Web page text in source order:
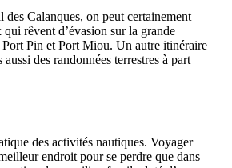
des Calanques, on peut certainement
rêvent d’évasion sur la grande
Port Pin et Port Miou. Un autre itinéraire
des randonnées terrestres à part
des activités nautiques. Voyager
endroit pour se perdre que dans